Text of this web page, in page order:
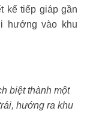
kế tiếp giáp gần
hướng vào khu
biệt thành một
hướng ra khu